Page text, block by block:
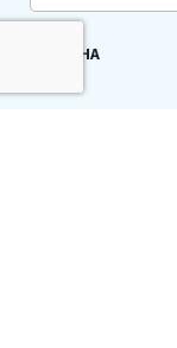
CAPTCHA